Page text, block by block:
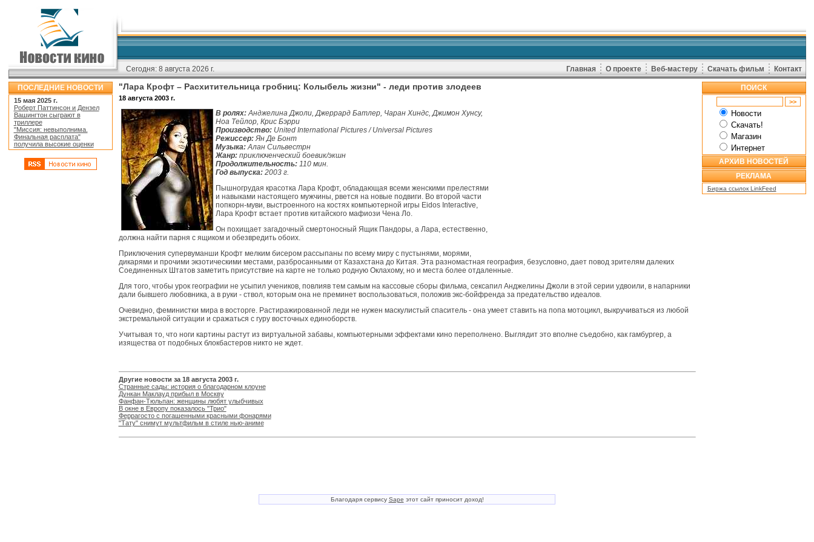
Сегодня: 8 августа 2026 г. Главная О проекте Веб-мастеру Скачать фильм Контакт
ПОСЛЕДНИЕ НОВОСТИ
15 мая 2025 г.
Роберт Паттинсон и Дензел
Вашингтон сыграют в
триллере
"Миссия: невыполнима.
Финальная расплата"
получила высокие оценки
"Лара Крофт – Расхитительница гробниц: Колыбель жизни" - леди против злодеев
18 августа 2003 г.
В ролях:Анджелина Джоли, Джеррард Батлер, Чаран Хиндс, Джимон Хунсу,
Ноа Тейлор, Крис Бэрри
Производство:United International Pictures / Universal Pictures
Режиссер:Ян Де Бонт
Музыка:Алан Сильвестрн
Жанр:приключенческий боевик/экшн
Продолжительность:110 мин.
Год выпуска:2003 г.
Пышногрудая красотка Лара Крофт, обладающая всеми женскими прелестями
и навыками настоящего мужчины, рвется на новые подвиги. Во второй части
попкорн-муви, выстроенного на костях компьютерной игры Eidos Interactive,
Лара Крофт встает против китайского мафиози Чена Ло.
Он похищает загадочный смертоносный Ящик Пандоры, а Лара, естественно,
должна найти парня с ящиком и обезвредить обоих.
Приключения супервуманши Крофт мелким бисером рассыпаны по всему миру с пустынями, морями,
дикарями и прочими экзотическими местами, разбросанными от Казахстана до Китая. Эта разномастная география, безусловно, дает повод зрителям далеких
Соединенных Штатов заметить присутствие на карте не только родную Оклахому, но и места более отдаленные.
Для того, чтобы урок географии не усыпил учеников, повлияв тем самым на кассовые сборы фильма, сексапил Анджелины Джоли в этой серии удвоили, в напарники
дали бывшего любовника, а в руки - ствол, которым она не преминет воспользоваться, положив экс-бойфренда за предательство идеалов.
Очевидно, феминистки мира в восторге. Растиражированной леди не нужен маскулистый спаситель - она умеет ставить на попа мотоцикл, выкручиваться из любой
экстремальной ситуации и сражаться с гуру восточных единоборств.
Учитывая то, что ноги картины растут из виртуальной забавы, компьютерными эффектами кино переполнено. Выглядит это вполне съедобно, как гамбургер, а
изящества от подобных блокбастеров никто не ждет.
Другие новости за 18 августа 2003 г.
Странные сады: история о благодарном клоуне
Дункан Маклауд прибыл в Москву
Фанфан-Тюльпан: женщины любят улыбчивых
В окне в Европу показалось "Трио"
Феррагосто с погашенными красными фонарями
"Тату" снимут мультфильм в стиле нью-аниме
Благодаря сервису Sape этот сайт приносит доход!
ПОИСК
Новости
Скачать!
Магазин
Интернет
АРХИВ НОВОСТЕЙ
РЕКЛАМА
Биржа ссылок LinkFeed